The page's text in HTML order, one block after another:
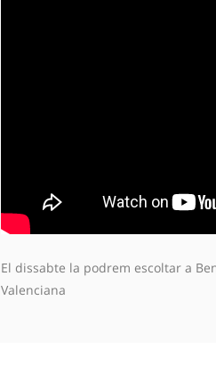
El dissabte la podrem escoltar a
Valenciana